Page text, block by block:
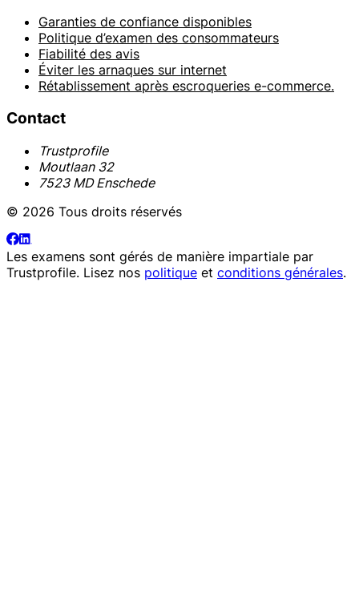
Garanties de confiance disponibles
Politique d’examen des consommateurs
Fiabilité des avis
Éviter les arnaques sur internet
Rétablissement après escroqueries e-commerce.
Contact
Trustprofile
Moutlaan 32
7523 MD Enschede
© 2026 Tous droits réservés
Les examens sont gérés de manière impartiale par
Trustprofile. Lisez nos politique et conditions générales.